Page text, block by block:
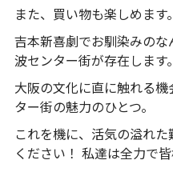
また、買い物も楽しめます。
吉本新喜劇でお馴染みの
波センター街が存在します。
大阪の文化に直に触れる
ター街の魅力のひとつ。
これを機に、活気の溢れ
ください！ 私達は全力で